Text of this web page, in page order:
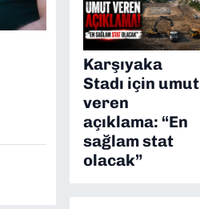
Karşıyaka
Stadı için umut
veren
açıklama: “En
sağlam stat
olacak”